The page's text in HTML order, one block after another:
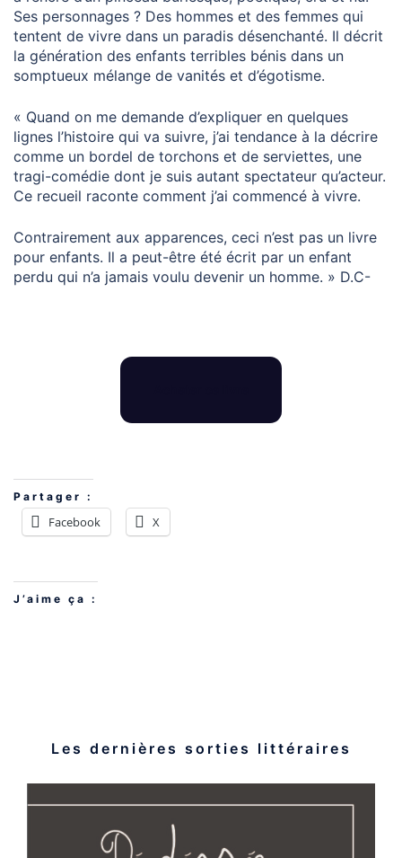
Ses personnages ? Des hommes et des femmes qui
tentent de vivre dans un paradis désenchanté. Il décrit
la génération des enfants terribles bénis dans un
somptueux mélange de vanités et d’égotisme.
« Quand on me demande d’expliquer en quelques
lignes l’histoire qui va suivre, j’ai tendance à la décrire
comme un bordel de torchons et de serviettes, une
tragi-comédie dont je suis autant spectateur qu’acteur.
Ce recueil raconte comment j’ai commencé à vivre.
Contrairement aux apparences, ceci n’est pas un livre
pour enfants. Il a peut-être été écrit par un enfant
perdu qui n’a jamais voulu devenir un homme. » D.C-
Partager :
Facebook X
J’aime ça :
Les dernières sorties littéraires